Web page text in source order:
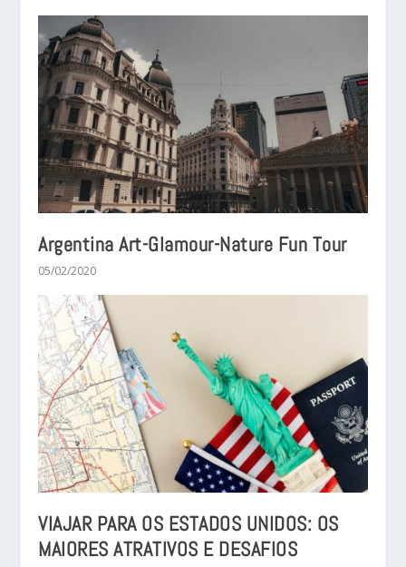
Argentina Art-Glamour-Nature Fun Tour
05/02/2020
VIAJAR PARA OS ESTADOS UNIDOS: OS
MAIORES ATRATIVOS E DESAFIOS